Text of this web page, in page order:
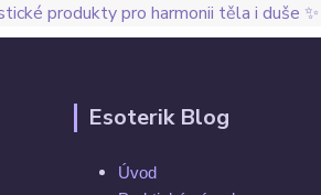
produkty pro harmonii těla i duše ✨
Esoterik Blog
Úvod